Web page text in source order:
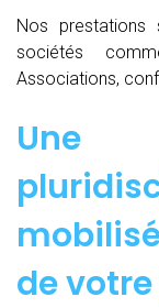
Nos prestations
sociétés
Associations,
de